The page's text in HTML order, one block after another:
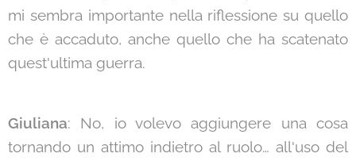
mi sembra importante nella riflessione su quello
che è accaduto, anche quello che ha scatenato
quest'ultima guerra.
Giuliana: No, io volevo aggiungere una cosa
tornando un attimo indietro al ruolo… all'uso del